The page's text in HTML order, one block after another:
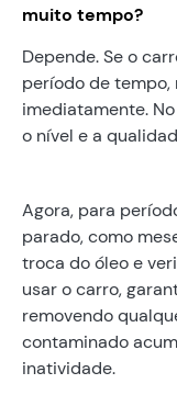
muito tempo?
Depende. Se o
período de tempo,
imediatamente.
o nível e a
Agora, para
parado, como
troca do óleo e
usar o carro,
removendo
contaminado
inatividade.